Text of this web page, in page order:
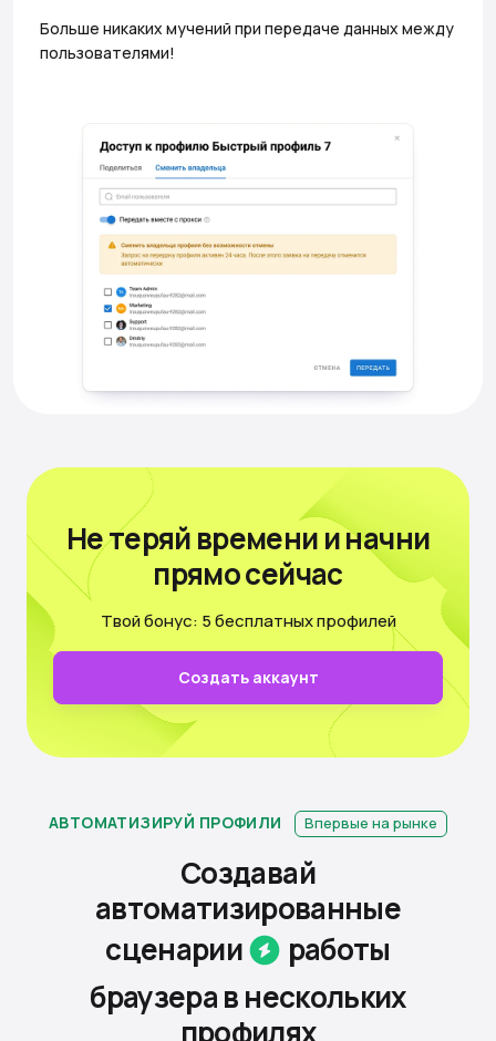
Больше никаких мучений при передаче данных между
пользователями!
Не теряй времении начни
прямо сейчас
Твой бонус: 5 бесплатных профилей
Создать аккаунт
АВТОМАТИЗИРУЙ ПРОФИЛИ Впервые на рынке
Создавай
автоматизированные
сценарии
работы
браузерав нескольких
профилях